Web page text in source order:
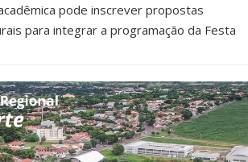
pode inscrever propostas
para integrar a programação da Festa